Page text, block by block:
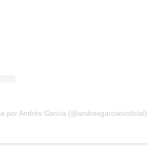
por Andrés García (@andresgarciatvoficial)